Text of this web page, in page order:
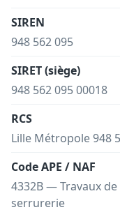
SIREN
948 562 095
SIRET (siège)
948 562 095 00018
RCS
Lille Métropole 948
Code APE / NAF
4332B — Travaux
serrurerie